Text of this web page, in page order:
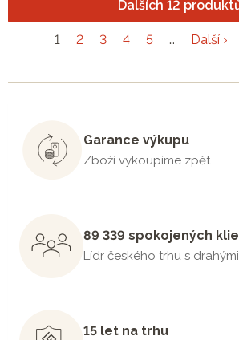
Dalších 12
1 2 3 4 5 … Další ›
Garance výkupu
Zboží vykoupíme zpět
89 339 spokojených
Lídr českého trhu s
15 let na trhu